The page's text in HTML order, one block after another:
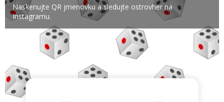
Naskenujte QR jmenovku a sledujte ostrovher na
Instagramu.